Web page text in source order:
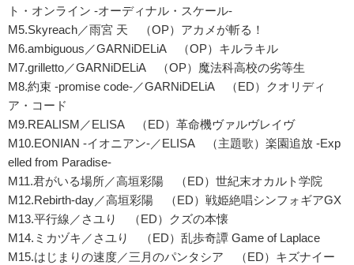
ト・オンライン -オーディナル・スケール-
M5.Skyreach／雨宮 天 （OP）アカメが斬る！
M6.ambiguous／GARNiDELiA （OP）キルラキル
M7.grilletto／GARNiDELiA （OP）魔法科高校の劣等生
M8.約束 -promise code-／GARNiDELiA （ED）クオリディ
ア・コード
M9.REALISM／ELISA （ED）革命機ヴァルヴレイヴ
M10.EONIAN -イオニアン-／ELISA （主題歌）楽園追放 -Exp
elled from Paradise-
M11.君がいる場所／高垣彩陽 （ED）世紀末オカルト学院
M12.Rebirth-day／高垣彩陽 （ED）戦姫絶唱シンフォギアGX
M13.平行線／さユり （ED）クズの本懐
M14.ミカヅキ／さユり （ED）乱歩奇譚 Game of Laplace
M15.はじまりの速度／三月のパンタシア （ED）キズナイー